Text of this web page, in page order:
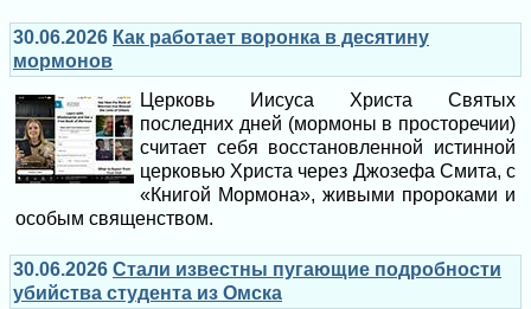
30.06.2026 Как работает воронка в десятину
мормонов
Церковь Иисуса Христа Святых
последних дней (мормоны в просторечии)
считает себя восстановленной истинной
церковью Христа через Джозефа Смита, с
«Книгой Мормона», живыми пророками и
особым священством.
30.06.2026 Стали известны пугающие подробности
убийства студента из Омска